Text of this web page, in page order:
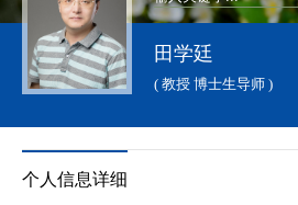
田学廷
( 教授 博士生导师 )
个人信息详细